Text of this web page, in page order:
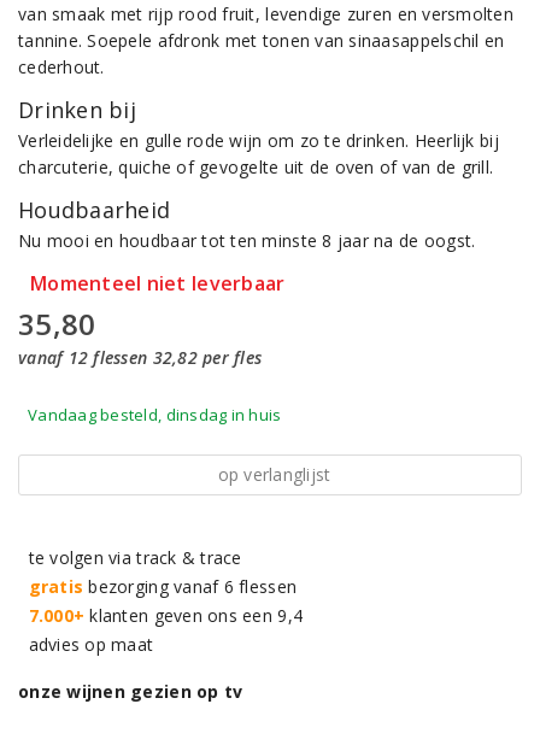
van smaak met rijp rood fruit, levendige zuren en versmolten
tannine. Soepele afdronk met tonen van sinaasappelschil en
cederhout.
Drinken bij
Verleidelijke en gulle rode wijn om zo te drinken. Heerlijk bij
charcuterie, quiche of gevogelte uit de oven of van de grill.
Houdbaarheid
Nu mooi en houdbaar tot ten minste 8 jaar na de oogst.
Momenteel niet leverbaar
35,80
vanaf 12 flessen 32,82 per fles
Vandaag besteld, dinsdag in huis
op verlanglijst
te volgen via track & trace
gratis bezorging vanaf 6 flessen
7.000+ klanten geven ons een 9,4
advies op maat
onze wijnen gezien op tv